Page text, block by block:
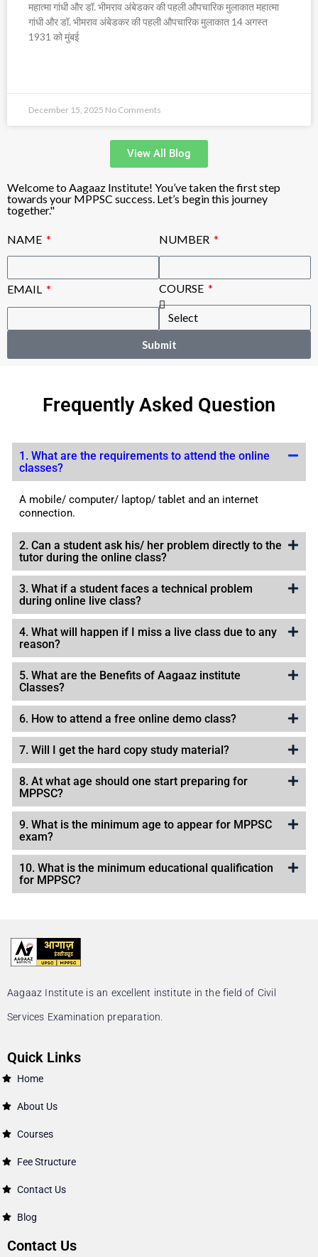
महात्मा गांधी और डॉ. भीमराव अंबेडकर की पहली औपचारिक मुलाकात महात्मा
गांधी और डॉ. भीमराव अंबेडकर की पहली औपचारिक मुलाकात 14 अगस्त
1931 को मुंबई
December 15, 2025 No Comments
View All Blog
Welcome to Aagaaz Institute! You’ve taken the first step
towards your MPPSC success. Let’s begin this journey
together."
NAME NUMBER
EMAIL COURSE
Submit
Frequently Asked Question
1. What are the requirements to attend the online
classes?
A mobile/ computer/ laptop/ tablet and an internet
connection.
2. Can a student ask his/ her problem directly to the
tutor during the online class?
3. What if a student faces a technical problem
during online live class?
4. What will happen if I miss a live class due to any
reason?
5. What are the Benefits of Aagaaz institute
Classes?
6. How to attend a free online demo class?
7. Will I get the hard copy study material?
8. At what age should one start preparing for
MPPSC?
9. What is the minimum age to appear for MPPSC
exam?
10. What is the minimum educational qualification
for MPPSC?
Aagaaz Institute is an excellent institute in the field of Civil
Services Examination preparation.
Quick Links
Home
About Us
Courses
Fee Structure
Contact Us
Blog
Contact Us